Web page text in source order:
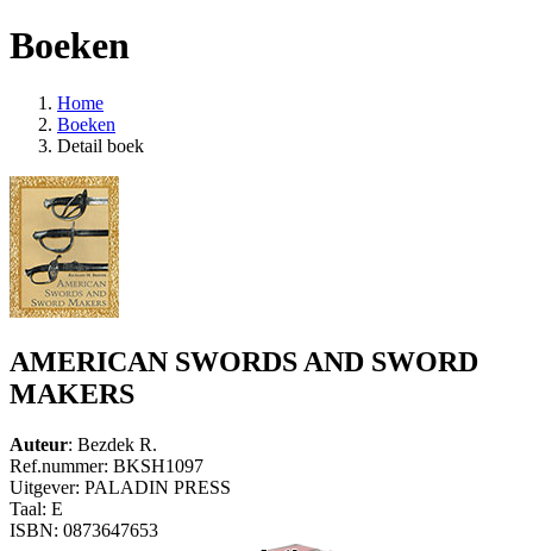
Boeken
Home
Boeken
Detail boek
AMERICAN SWORDS AND SWORD
MAKERS
Auteur: Bezdek R.
Ref.nummer: BKSH1097
Uitgever: PALADIN PRESS
Taal: E
ISBN: 0873647653